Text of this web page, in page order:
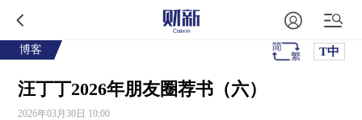
博客 T中
汪丁丁2026年朋友圈荐书（六）
2026年03月30日 10:00